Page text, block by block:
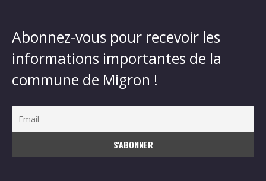
Abonnez-vous pour recevoir les
informations importantes de la
commune de Migron !